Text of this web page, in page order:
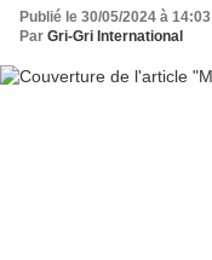
Publié le 30/05/2024 à 14:03
Par Gri-Gri International